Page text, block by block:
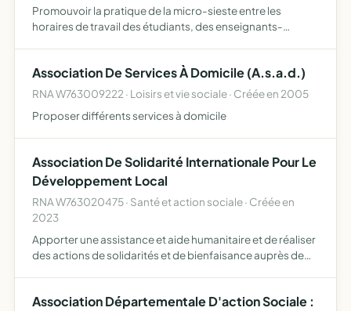
Promouvoir la pratique de la micro-sieste entre les
horaires de travail des étudiants, des enseignants-
l'organisatio…
Association De Services À Domicile (A.s.a.d.)
RNA W763009222 · Loisirs et vie sociale · Créée en 2005
Proposer différents services à domicile
Association De Solidarité Internationale Pour Le
Développement Local
RNA W763020475 · Santé et action sociale · Créée en
2023
Apporter une assistance et aide humanitaire et de réaliser
des actions de solidarités et de bienfaisance auprès de
de…
Association Départementale D'action Sociale :